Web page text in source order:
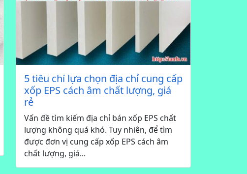
5 tiêu chí lựa chọn địa chỉ cung cấp
xốp EPS cách âm chất lượng, giá
rẻ
Vấn đề tìm kiếm địa chỉ bán xốp EPS chất
lượng không quá khó. Tuy nhiên, để tìm
được đơn vị cung cấp xốp EPS cách âm
chất lượng, giá...